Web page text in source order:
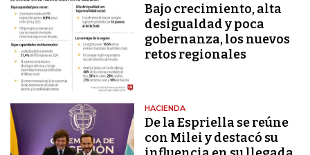
Bajo crecimiento, alta
desigualdad y poca
gobernanza, los nuevos
retos regionales
HACIENDA
De la Espriella se reúne
con Milei y destacó su